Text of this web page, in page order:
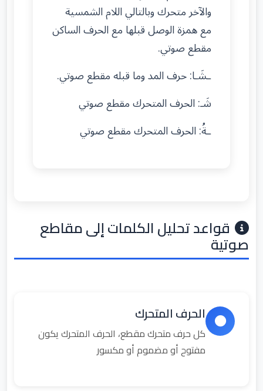
والآخر متحرك وبالتالي اللام الشمسية
مع همزة الوصل قبلها مع الحرف الساكن
مقطع صوتي.
ـشَـا: حرف المد وما قبله مقطع صوتي.
شَـ: الحرف المتحرك مقطع صوتي
ـةُ: الحرف المتحرك مقطع صوتي
قواعد تحليل الكلمات إلى مقاطع
صوتية
الحرف المتحرك
كل حرف متحرك مقطع، الحرف المتحرك يكون
مفتوح أو مضموم أو مكسور